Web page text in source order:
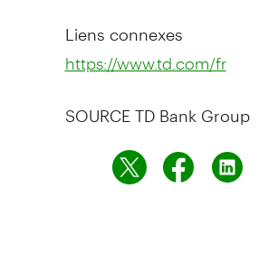
Liens connexes
https://www.td.com/fr
SOURCE TD Bank Group